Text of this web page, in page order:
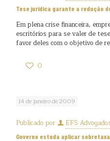
Tese jurídica garante a redução
Em plena crise financeira,
escritórios para se valer de
favor deles com o objetivo de
0
14 de janeiro de 2009
Publicado por EFS
Governo estuda aplicar